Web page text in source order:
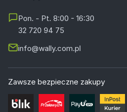
Pon. - Pt. 8:00 - 16:30
32 720 94 75
info@wally.com.pl
Zawsze bezpieczne zakupy